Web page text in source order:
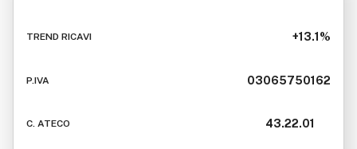
TREND RICAVI +13.1%
P.IVA 03065750162
C. ATECO 43.22.01